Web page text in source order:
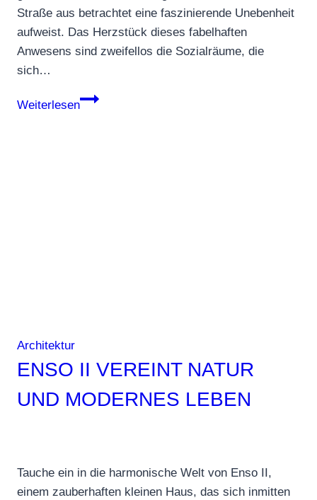
Straße aus betrachtet eine faszinierende Unebenheit
aufweist. Das Herzstück dieses fabelhaften
Anwesens sind zweifellos die Sozialräume, die
sich…
Weiterlesen
CASA
Architektur
ENSO II VEREINT NATUR
UND MODERNES LEBEN
Tauche ein in die harmonische Welt von Enso II,
einem zauberhaften kleinen Haus, das sich inmitten